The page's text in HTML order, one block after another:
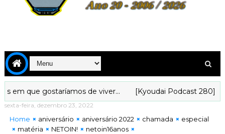
que gostaríamos de viver... [Kyoudai Podcast 280]
sexta-feira, dezembro 23, 2022
Home aniversário aniversário 2022 chamada
especial
matéria
NETOIN!
netoin16anos